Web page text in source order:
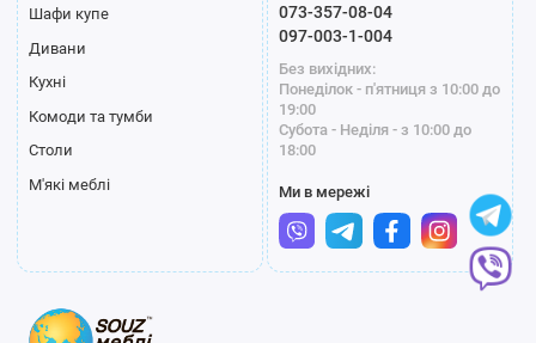
Шафи купе
Дивани
Кухні
Комоди та тумби
Столи
М'які меблі
073-357-08-04
097-003-1-004
Без вихідних:
Понеділок - п'ятниця з 10:00 до
19:00
Субота - Неділя - з 10:00 до
18:00
Ми в мережі